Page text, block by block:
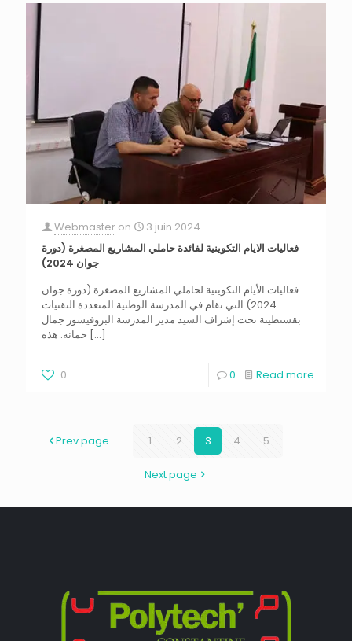
Webmaster on
3 juin 2024
فعاليات الايام التكوينية لفائدة حاملي المشاريع المصغرة (دورة
جوان 2024)
فعاليات الأيام التكوينية لحاملي المشاريع المصغرة (دورة جوان
2024) التي تقام في المدرسة الوطنية المتعددة التقنيات
بقسنطينة تحت إشراف السيد مدير المدرسة البروفيسور جمال
حمانة. هذه […]
0 0 Read more
Prev page 1 2 3 4 5
Next page